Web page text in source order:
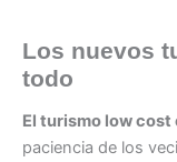
Los nuevos
todo
El turismo low cost
paciencia de los